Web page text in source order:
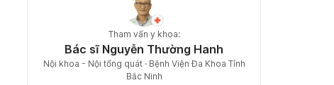
Tham vấn y khoa:
Bác sĩ Nguyễn Thường Hanh
Nội khoa - Nội tổng quát · Bệnh Viện Đa Khoa Tỉnh
Bắc Ninh